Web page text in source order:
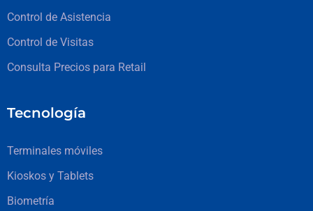
Control de Asistencia
Control de Visitas
Consulta Precios para Retail
Tecnología
Terminales móviles
Kioskos y Tablets
Biometría